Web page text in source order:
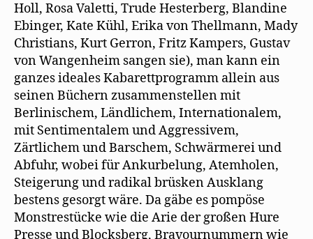
Holl, Rosa Valetti, Trude Hesterberg, Blandine
Ebinger, Kate Kühl, Erika von Thellmann, Mady
Christians, Kurt Gerron, Fritz Kampers, Gustav
von Wangenheim sangen sie), man kann ein
ganzes ideales Kabarettprogramm allein aus
seinen Büchern zusammenstellen mit
Berlinischem, Ländlichem, Internationalem,
mit Sentimentalem und Aggressivem,
Zärtlichem und Barschem, Schwärmerei und
Abfuhr, wobei für Ankurbelung, Atemholen,
Steigerung und radikal brüsken Ausklang
bestens gesorgt wäre. Da gäbe es pompöse
Monstrestücke wie die Arie der großen Hure
Presse und Blocksberg, Bravournummern wie